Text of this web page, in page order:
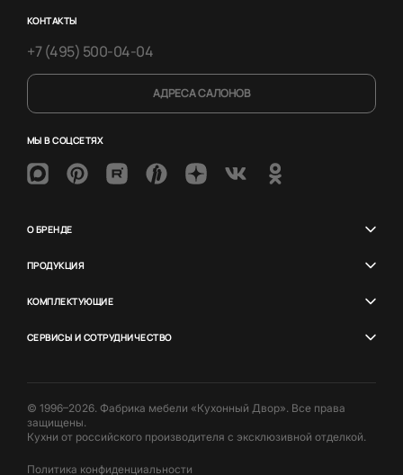
КОНТАКТЫ
+7 (495) 500-04-04
АДРЕСА САЛОНОВ
МЫ В СОЦСЕТЯХ
О БРЕНДЕ
ПРОДУКЦИЯ
КОМПЛЕКТУЮЩИЕ
СЕРВИСЫ И СОТРУДНИЧЕСТВО
© 1996–2026. Фабрика мебели «Кухонный Двор». Все права
защищены.
Кухни от российского производителя с эксклюзивной отделкой.
Политика конфиденциальности